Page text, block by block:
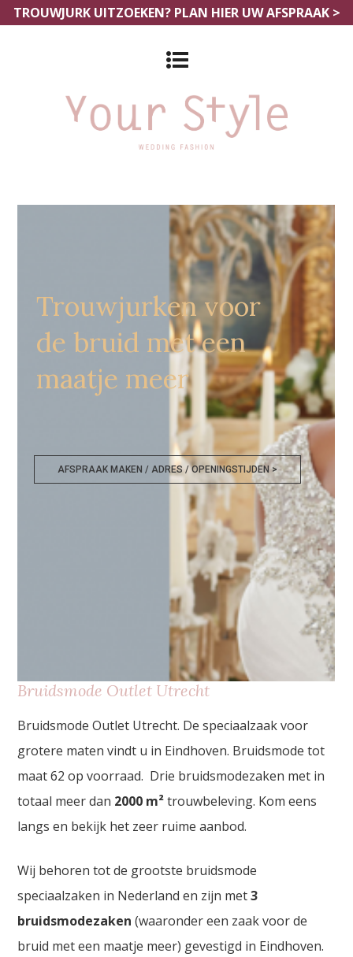
TROUWJURK UITZOEKEN? PLAN HIER UW AFSPRAAK >
Bruidsmode Outlet Utrecht
Trouwjurken voor
de bruid met een
maatje meer
AFSPRAAK MAKEN / ADRES / OPENINGSTIJDEN >
Bruidsmode Outlet Utrecht
Bruidsmode Outlet Utrecht. De speciaalzaak voor
grotere maten vindt u in Eindhoven. Bruidsmode tot
maat 62 op voorraad. Drie bruidsmodezaken met in
totaal meer dan 2000 m²trouwbeleving. Kom eens
langs en bekijk het zeer ruime aanbod.
Wij behoren tot de grootste bruidsmode
speciaalzaken in Nederland en zijn met3
bruidsmodezaken (waaronder een zaak voor de
bruid met een maatje meer) gevestigd in Eindhoven.